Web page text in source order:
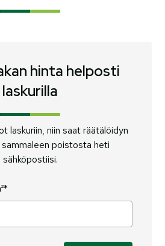
hinta helposti
laskurilla
laskuriin, niin saat räätälöidyn
poistosta heti
sähköpostiisi.